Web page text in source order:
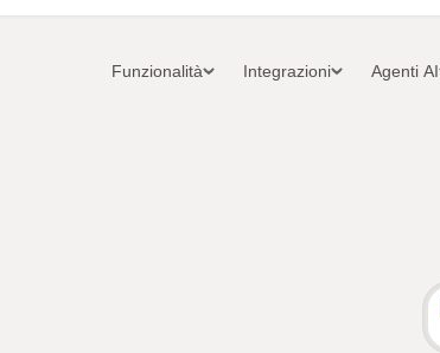
Funzionalità Integrazioni Agenti AI